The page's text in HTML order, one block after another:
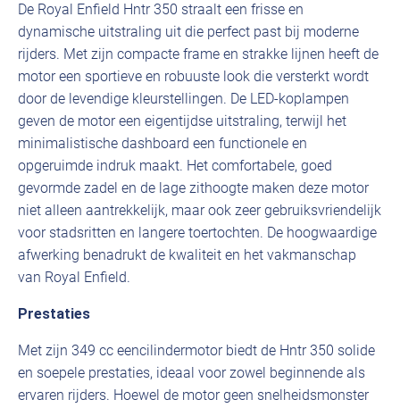
De Royal Enfield Hntr 350 straalt een frisse en
dynamische uitstraling uit die perfect past bij moderne
rijders. Met zijn compacte frame en strakke lijnen heeft de
motor een sportieve en robuuste look die versterkt wordt
door de levendige kleurstellingen. De LED-koplampen
geven de motor een eigentijdse uitstraling, terwijl het
minimalistische dashboard een functionele en
opgeruimde indruk maakt. Het comfortabele, goed
gevormde zadel en de lage zithoogte maken deze motor
niet alleen aantrekkelijk, maar ook zeer gebruiksvriendelijk
voor stadsritten en langere toertochten. De hoogwaardige
afwerking benadrukt de kwaliteit en het vakmanschap
van Royal Enfield.
Prestaties
Met zijn 349 cc eencilindermotor biedt de Hntr 350 solide
en soepele prestaties, ideaal voor zowel beginnende als
ervaren rijders. Hoewel de motor geen snelheidsmonster